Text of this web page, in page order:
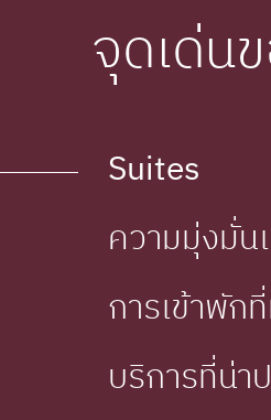
จุดเด่น
Suites
ความมุ่งมั่
การเข้าพั
บริการที่น่า